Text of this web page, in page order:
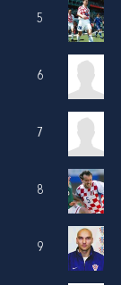
5
6
7
8
9